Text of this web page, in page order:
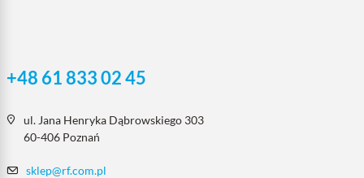
+48 61 833 02 45
ul. Jana Henryka Dąbrowskiego 303
60-406 Poznań
sklep@rf.com.pl